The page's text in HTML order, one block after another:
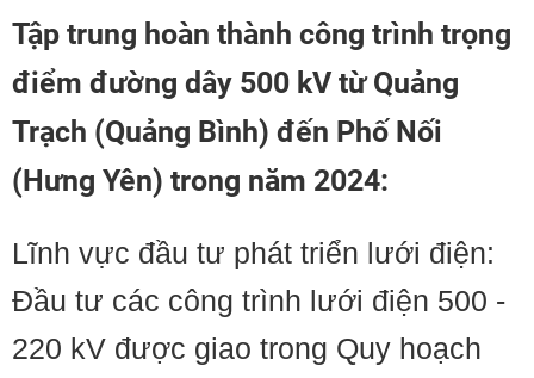
Tập trung hoàn thành công trình trọng
điểm đường dây 500 kV từ Quảng
Trạch (Quảng Bình) đến Phố Nối
(Hưng Yên) trong năm 2024:
Lĩnh vực đầu tư phát triển lưới điện:
Đầu tư các công trình lưới điện 500 -
220 kV được giao trong Quy hoạch